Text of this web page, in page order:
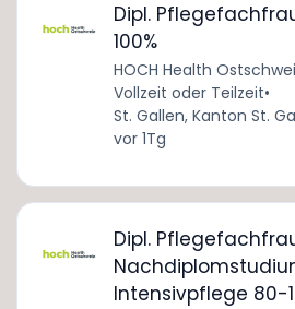
Dipl.
100%
HOCH Health
Vollzeit oder Teilzeit•
St. Gallen, Kanton St.
vor 1Tg
Dipl.
Intensivpflege 80-